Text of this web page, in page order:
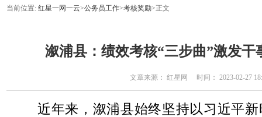
当前位置: 红星一网一云>公务员工作>考核奖励>正文
溆浦县：绩效考核“三步曲”激发干
文章来源： 红星网 时间： 2023-02-27
近年来，溆浦县始终坚持以习近平